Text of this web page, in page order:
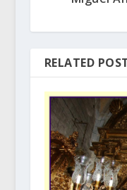
RELATED